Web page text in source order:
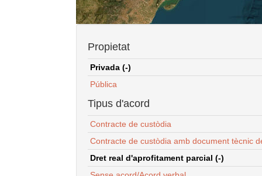
Propietat
Privada (-)
Pública
Tipus d'acord
Contracte de custòdia
Contracte de custòdia amb document tècnic
Dret real d'aprofitament parcial (-)